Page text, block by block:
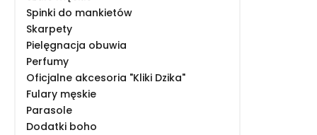
Spinki do mankietów
Skarpety
Pielęgnacja obuwia
Perfumy
Oficjalne akcesoria "Kliki Dzika"
Fulary męskie
Parasole
Dodatki boho